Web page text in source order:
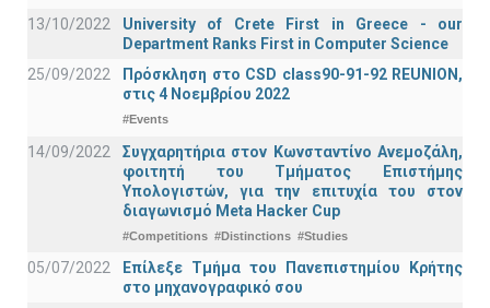
13/10/2022
University of Crete First in Greece - our
Department Ranks First in Computer Science
25/09/2022
Πρόσκληση στο CSD class90-91-92 REUNION,
στις 4 Νοεμβρίου 2022
#Events
14/09/2022
Συγχαρητήρια στον Κωνσταντίνο Ανεμοζάλη,
φοιτητή του Τμήματος Επιστήμης
Υπολογιστών, για την επιτυχία του στον
διαγωνισμό Meta Hacker Cup
#Competitions #Distinctions #Studies
05/07/2022
Επίλεξε Τμήμα του Πανεπιστημίου Κρήτης
στο μηχανογραφικό σου